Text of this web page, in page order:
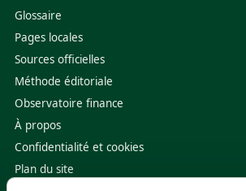
Glossaire
Pages locales
Sources officielles
Méthode éditoriale
Observatoire finance
À propos
Confidentialité et cookies
Plan du site